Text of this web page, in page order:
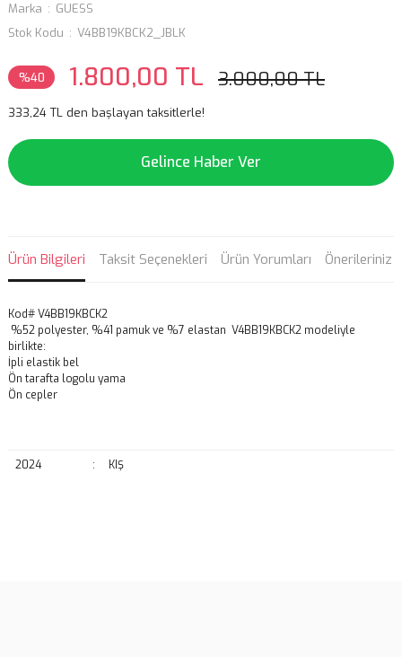
Marka
GUESS
Stok Kodu
V4BB19KBCK2_JBLK
%40 1.800,00 TL 3.000,00 TL
333,24 TL den başlayan taksitlerle!
Gelince Haber Ver
Ürün Bilgileri Taksit Seçenekleri Ürün Yorumları Önerileriniz
Kod# V4BB19KBCK2
%52 polyester, %41 pamuk ve %7 elastan V4BB19KBCK2 modeliyle
birlikte:
İpli elastik bel
Ön tarafta logolu yama
Ön cepler
2024 : KIŞ